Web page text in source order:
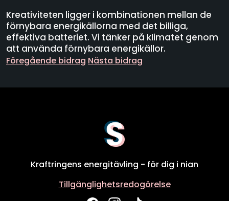
Kreativiteten ligger i kombinationen mellan de
förnybara energikällorna med det billiga,
effektiva batteriet. Vi tänker på klimatet genom
att använda förnybara energikällor.
Föregående bidrag Nästa bidrag
Kraftringens energitävling - för dig i nian
Tillgänglighetsredogörelse